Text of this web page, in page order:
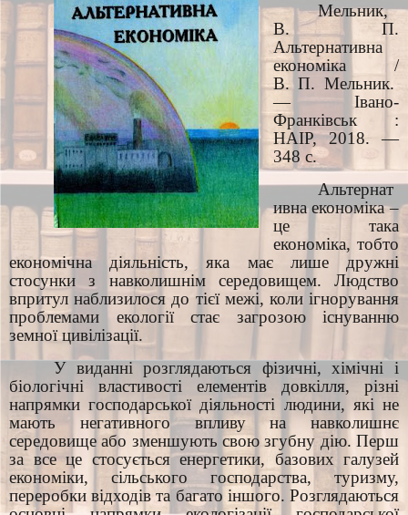
Мельник,
В. П.
Альтернативна
економіка /
В. П. Мельник.
— Івано-
Франківськ :
НАІР, 2018. —
348 с.
Альтернат
ивна економіка –
це така
економіка, тобто
економічна діяльність, яка має лише дружні
стосунки з навколишнім середовищем. Людство
впритул наблизилося до тієї межі, коли ігнорування
проблемами екології стає загрозою існуванню
земної цивілізації.
У виданні розглядаються фізичні, хімічні і
біологічні властивості елементів довкілля, різні
напрямки господарської діяльності людини, які не
мають негативного впливу на навколишнє
середовище або зменшують свою згубну дію. Перш
за все це стосується енергетики, базових галузей
економіки, сільського господарства, туризму,
переробки відходів та багато іншого. Розглядаються